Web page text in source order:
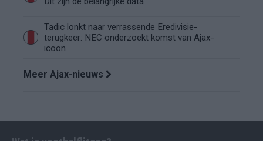
Tadic lonkt naar verrassende Eredivisie-
terugkeer: NEC onderzoekt komst van Ajax-
icoon
Meer Ajax-nieuws